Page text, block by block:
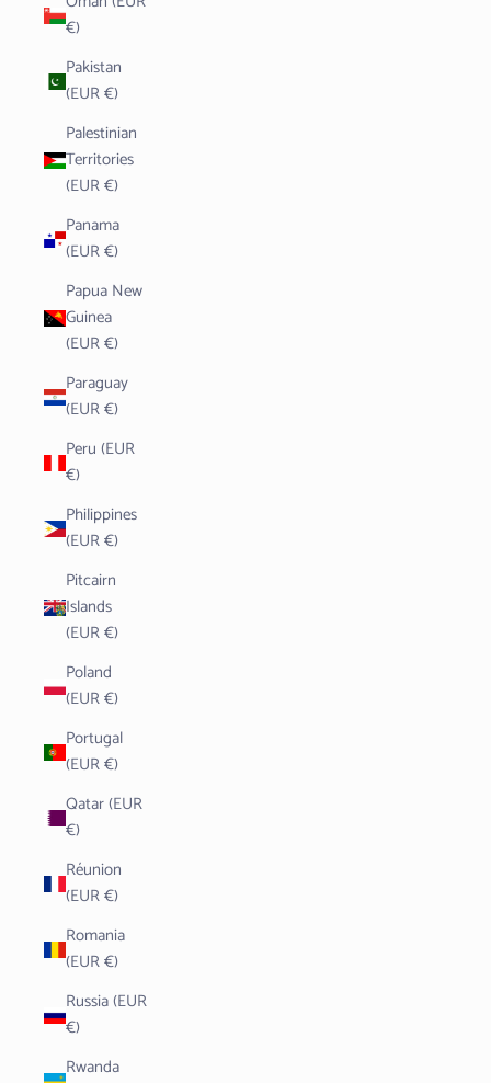
€)
Pakistan
(EUR €)
Palestinian
Territories
(EUR €)
Panama
(EUR €)
Papua New
Guinea
(EUR €)
Paraguay
(EUR €)
Peru (EUR
€)
Philippines
(EUR €)
Pitcairn
Islands
(EUR €)
Poland
(EUR €)
Portugal
(EUR €)
Qatar (EUR
€)
Réunion
(EUR €)
Romania
(EUR €)
Russia (EUR
€)
Rwanda